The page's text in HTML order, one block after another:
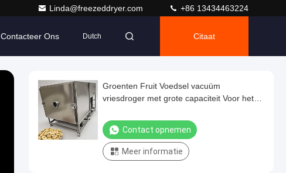
Linda@freezeddryer.com +86 13434463224
Contacteer Ons Dutch Citaat
Groenten Fruit Voedsel vacuüm
vriesdroger met grote capaciteit Voor het
Contact opnemen
Meer informatie